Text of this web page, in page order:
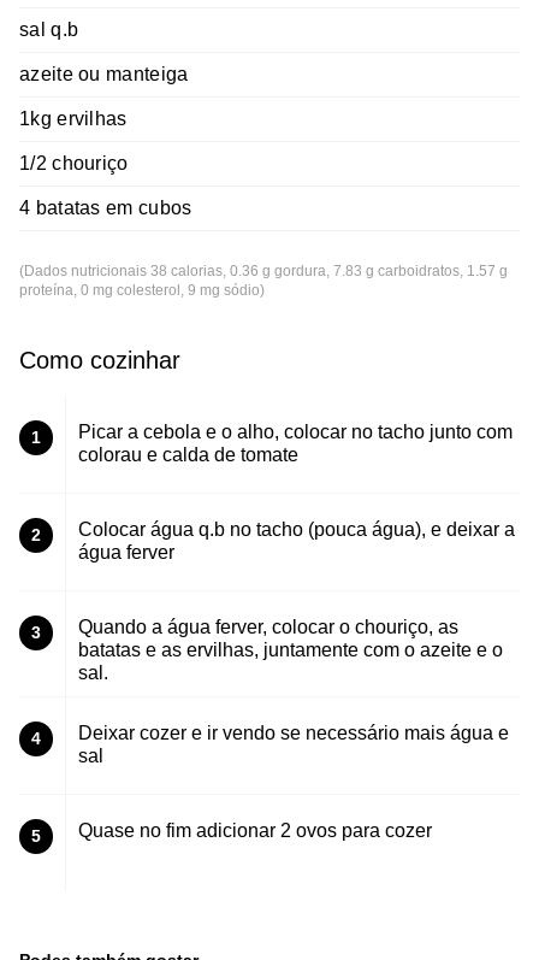
sal q.b
azeite ou manteiga
1kg ervilhas
1/2 chouriço
4 batatas em cubos
(Dados nutricionais 38 calorias, 0.36 g gordura, 7.83 g carboidratos, 1.57 g
proteína, 0 mg colesterol, 9 mg sódio)
Como cozinhar
1
Picar a cebola e o alho, colocar no tacho junto com
colorau e calda de tomate
2
Colocar água q.b no tacho (pouca água), e deixar a
água ferver
3
Quando a água ferver, colocar o chouriço, as
batatas e as ervilhas, juntamente com o azeite e o
sal.
4
Deixar cozer e ir vendo se necessário mais água e
sal
5 Quase no fim adicionar 2 ovos para cozer